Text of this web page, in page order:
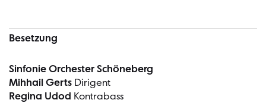
Besetzung
Sinfonie Orchester Schöneberg
Mihhail Gerts Dirigent
Regina Udod Kontrabass